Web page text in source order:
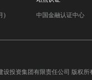
) 中国金融认证中心
设投资集团有限责任公司 版权所